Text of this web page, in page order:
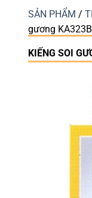
SẢN PHẨM /
gương
KIẾNG SOI